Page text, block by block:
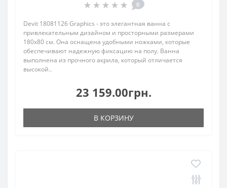
0
Devit 18081126 Graphics - это элегантная ванна с
привлекательным дизайном и просторными размерами
180х80 см. Она оснащена удобными ножками, которые
обеспечивают надежную фиксацию на полу. Ванна
выполнена из прочного акрила, который отличается
высокой..
23 159.00грн.
В КОРЗИНУ